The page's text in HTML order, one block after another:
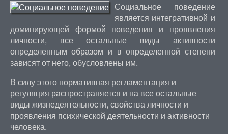
Социальное поведение
является интегративной и
доминирующей формой поведения и проявления
личности, все остальные виды активности
определенным образом и в определенной степени
зависят от него, обусловлены им.
В силу этого нормативная регламентация и
регуляция распространяется и на все остальные
виды жизнедеятельности, свойства личности и
проявления психической деятельности и активности
человека.